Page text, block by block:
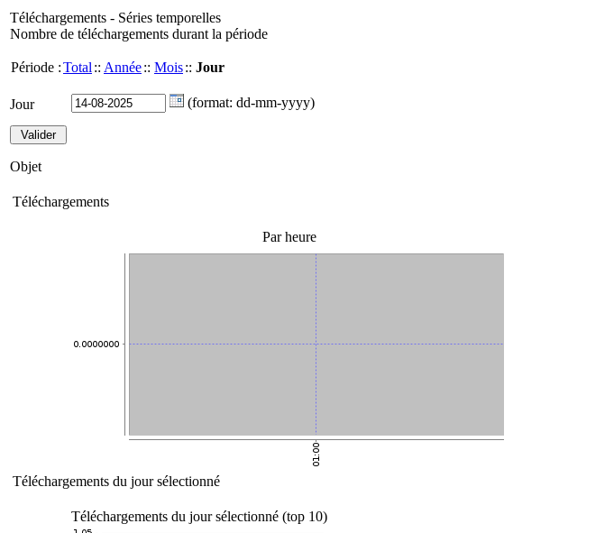
Téléchargements - Séries temporelles
Nombre de téléchargements durant la période
Période :Total :: Année:: Mois:: Jour
Jour (format: dd-mm-yyyy)
Objet
Téléchargements
Par heure
Téléchargements du jour sélectionné
Téléchargements du jour sélectionné (top 10)